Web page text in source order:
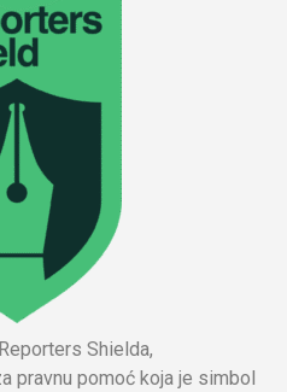
Shielda,
pravnu pomoć koja je simbol